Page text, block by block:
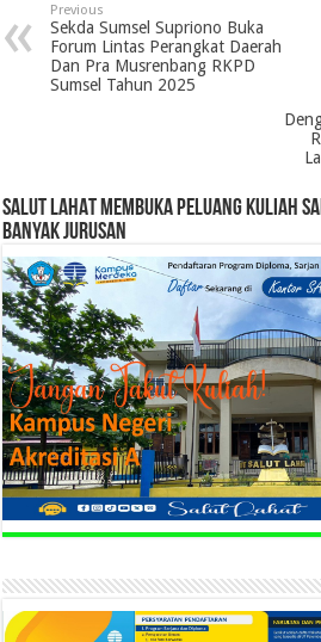
Previous
Sekda Sumsel Supriono Buka
Forum Lintas Perangkat Daerah
Dan Pra Musrenbang RKPD
Sumsel Tahun 2025
SALUT LAHAT MEMBUKA PELUANG KULIAH
BANYAK JURUSAN